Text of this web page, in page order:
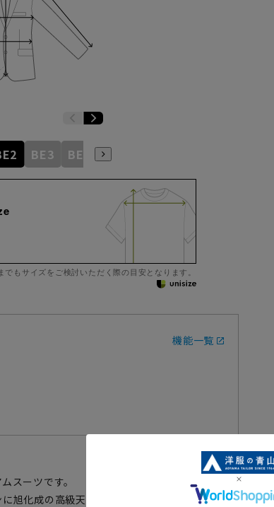
BE3 BE4 BE5
でもサイズをご検討いただく際の目安となります。
機能一覧
スーツです。
旭化成の高級天然キュプラ素材『ベンベルグ®』